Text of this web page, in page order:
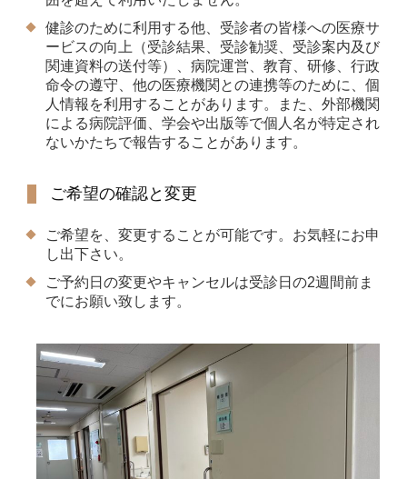
健診のために利用する他、受診者の皆様への医療サ
ービスの向上（受診結果、受診勧奨、受診案内及び
関連資料の送付等）、病院運営、教育、研修、行政
命令の遵守、他の医療機関との連携等のために、個
人情報を利用することがあります。また、外部機関
による病院評価、学会や出版等で個人名が特定され
ないかたちで報告することがあります。
ご希望の確認と変更
ご希望を、変更することが可能です。お気軽にお申
し出下さい。
ご予約日の変更やキャンセルは受診日の2週間前ま
でにお願い致します。